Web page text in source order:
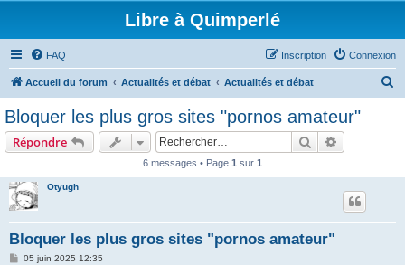
Libre à Quimperlé
FAQ Connexion
Inscription
Accueil du forum Actualités et débat Actualités et débat
Bloquer les plus gros sites "pornos amateur"
Répondre Rechercher
6 messages • Page 1 sur 1
Otyugh
Bloquer les plus gros sites "pornos amateur"
M05 juin 2025 12:35